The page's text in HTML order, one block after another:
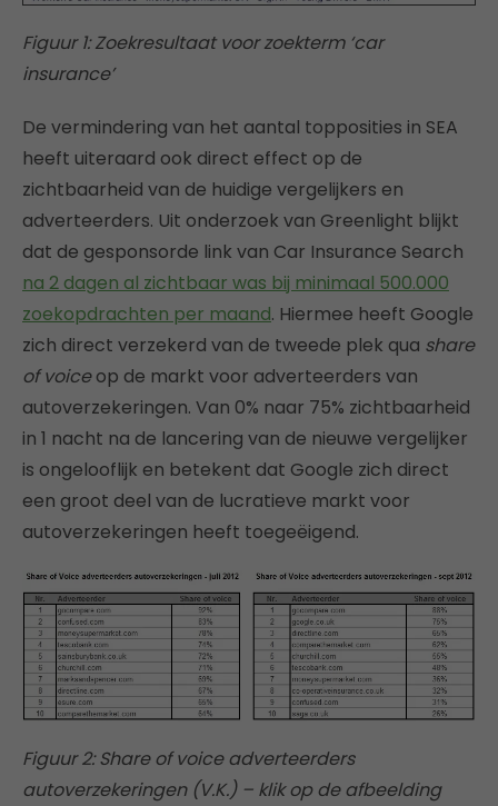
Figuur 1: Zoekresultaat voor zoekterm ‘car
insurance’
De vermindering van het aantal topposities in SEA
heeft uiteraard ook direct effect op de
zichtbaarheid van de huidige vergelijkers en
adverteerders. Uit onderzoek van Greenlight blijkt
dat de gesponsorde link van Car Insurance Search
na 2 dagen al zichtbaar was bij minimaal 500.000
zoekopdrachten per maand. Hiermee heeft Google
zich direct verzekerd van de tweede plek qua share
of voiceop de markt voor adverteerders van
autoverzekeringen. Van 0% naar 75% zichtbaarheid
in 1 nacht na de lancering van de nieuwe vergelijker
is ongelooflijk en betekent dat Google zich direct
een groot deel van de lucratieve markt voor
autoverzekeringen heeft toegeëigend.
Figuur 2: Share of voice adverteerders
autoverzekeringen (V.K.) – klik op de afbeelding